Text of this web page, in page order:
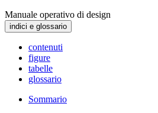
Manuale operativo di design
indici e glossario
contenuti
figure
tabelle
glossario
Sommario